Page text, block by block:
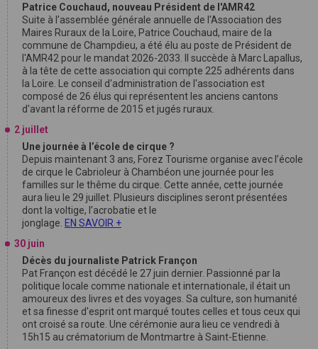
Patrice Couchaud, nouveau Président de l'AMR42
Suite à l'assemblée générale annuelle de l'Association des
Maires Ruraux de la Loire, Patrice Couchaud, maire de la
commune de Champdieu, a été élu au poste de Président de
l'AMR42 pour le mandat 2026-2033. Il succède à Marc Lapallus,
à la tête de cette association qui compte 225 adhérents dans
la Loire. Le conseil d'administration de l'association est
composé de 26 élus qui représentent les anciens cantons
d'avant la réforme de 2015 et jugés ruraux.
2 juillet
Une journée à l’école de cirque ?
Depuis maintenant 3 ans, Forez Tourisme organise avec l’école
de cirque le Cabrioleur à Chambéon une journée pour les
familles sur le thême du cirque. Cette année, cette journée
aura lieu le 29 juillet. Plusieurs disciplines seront présentées
dont la voltige, l’acrobatie et le
jonglage. EN SAVOIR +
30 juin
Décès du journaliste Patrick Françon
Pat Françon est décédé le 27 juin dernier. Passionné par la
politique locale comme nationale et internationale, il était un
amoureux des livres et des voyages. Sa culture, son humanité
et sa finesse d'esprit ont marqué toutes celles et tous ceux qui
ont croisé sa route. Une cérémonie aura lieu ce vendredi à
15h15 au crématorium de Montmartre à Saint-Etienne.